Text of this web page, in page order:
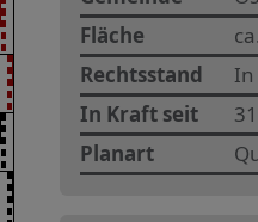
Fläche
Rechtsstand
In Kraft seit
Planart